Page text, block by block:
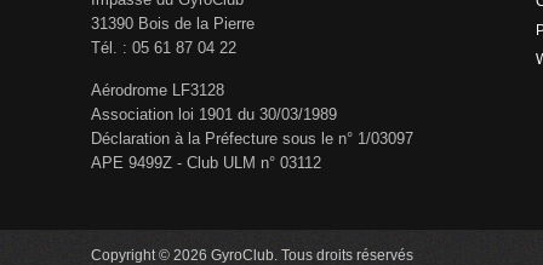
31390 Bois de la Pierre
Tél. : 05 61 87 04 22
Aérodrome LF3128
Association loi 1901 du 30/03/1989
Déclaration à la Préfecture sous le n° 1/03097
APE 9499Z - Club ULM n° 03112
Copyright © 2026 GyroClub. Tous droits réservés